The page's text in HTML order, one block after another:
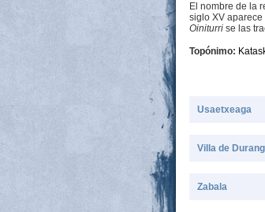
El nombre de la
siglo XV aparece
Oiniturri se las
Topónimo:
Usaetxeaga
Villa de
Zabala